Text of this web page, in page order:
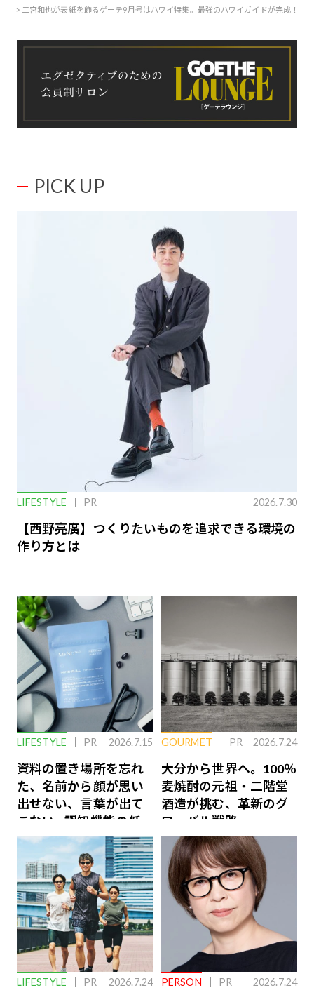
二宮和也が表紙を飾るゲーテ9月号はハワイ特集。最強のハワイガイドが完成！
PICK UP
LIFESTYLE PR 2026.7.30
【西野亮廣】つくりたいものを追求できる環境の
作り方とは
LIFESTYLE PR 2026.7.15
資料の置き場所を忘れ
た、名前から顔が思い
出せない、言葉が出て
こない…認知機能の低
下を救う、脳のインナ
ーケアとは
GOURMET PR 2026.7.24
大分から世界へ。100％
麦焼酎の元祖・二階堂
酒造が挑む、革新のグ
ローバル戦略
LIFESTYLE PR 2026.7.24 PERSON PR 2026.7.24